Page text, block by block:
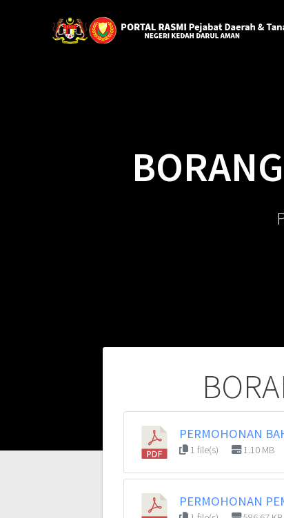
PERMOHONAN
1 file(s) 1.10 MB
PERMOHONAN
navigation